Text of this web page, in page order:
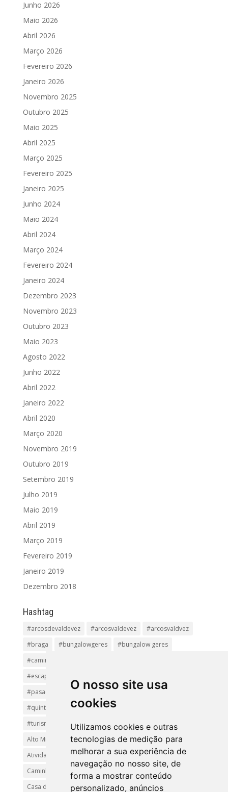
O nosso site usa
cookies
Utilizamos cookies e outras
tecnologias de medição para
melhorar a sua experiência de
navegação no nosso site, de
forma a mostrar conteúdo
personalizado, anúncios
Junho 2026
Maio 2026
Abril 2026
Março 2026
Fevereiro 2026
Janeiro 2026
Novembro 2025
Outubro 2025
Maio 2025
Abril 2025
Março 2025
Fevereiro 2025
Janeiro 2025
Junho 2024
Maio 2024
Abril 2024
Março 2024
Fevereiro 2024
Janeiro 2024
Dezembro 2023
Novembro 2023
Outubro 2023
Maio 2023
Agosto 2022
Junho 2022
Abril 2022
Janeiro 2022
Abril 2020
Março 2020
Novembro 2019
Outubro 2019
Setembro 2019
Julho 2019
Maio 2019
Abril 2019
Março 2019
Fevereiro 2019
Janeiro 2019
Dezembro 2018
Hashtag
#arcosdevaldevez #arcosvaldevez
#arcosvaldvez
#braga
#bungalowgeres
#bungalow geres
#caminhadas
#escapadinha
#pasadiços
#passadiçosdovez
#penedageres
#quintalamosa
#religião
#turismoreligioso
#turismorural
#vianadocastelo
Alto Minho
Arcos de Valdevez.
Arcos Valdevez
Atividades e Passeios
aventura
Caminhadas e Passeio
Caminho de Santiago
Caminho Minhoto Ribeiro
Casa da Arvore
casa de feria geres ferias